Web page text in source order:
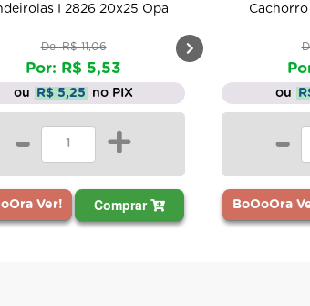
Cachorro I 2168 15x20 Opa
De: R$ 6,62
Por: R$ 3,31
ou R$ 3,14 no PIX
-
BoOoOra Ver! Comprar